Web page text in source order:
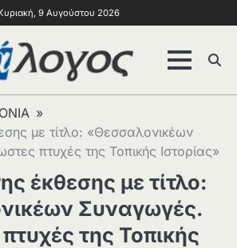
9 Αυγούστου 2026
με τίτλο: «Θεσσαλονικέων
πτυχές της Τοπικής Ιστορίας»
έκθεσης με τίτλο:
Συναγωγές.
της Τοπικής